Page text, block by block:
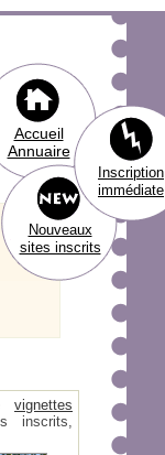
Accueil
Annuaire
Inscription
immédiate
Nouveaux
sites inscrits
vignettes
inscrits,